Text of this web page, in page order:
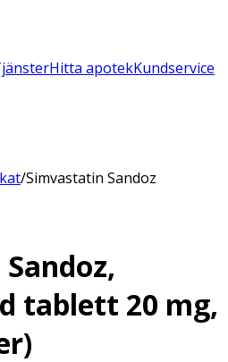
Hitta apotekKundservice
/Simvastatin Sandoz
tablett 20 mg,